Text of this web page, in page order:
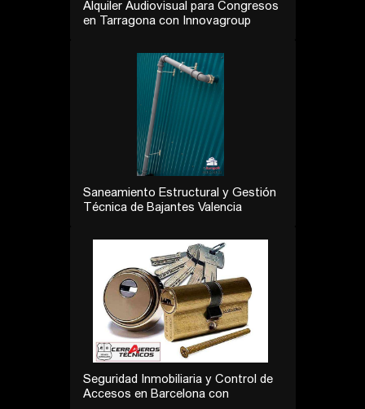
Alquiler Audiovisual para Congresos
en Tarragona con Innovagroup
Saneamiento Estructural y Gestión
Técnica de Bajantes Valencia
Seguridad Inmobiliaria y Control de
Accesos en Barcelona con